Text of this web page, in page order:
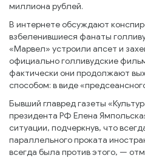
миллиона рублей.
В интернете обсуждают
взбеленившиеся фанаты
«Марвел» устроили апсет и
официально голливудские
фактически они продолжают
способом: в виде
Бывший главред газеты
президента РФ Елена
ситуации, подчеркнув, что
параллельного проката
всегда была против этого, —